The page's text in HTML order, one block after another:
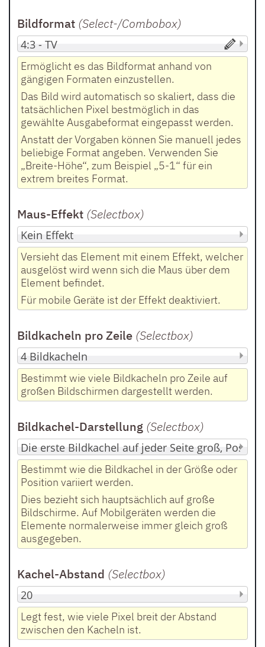
Bildformat (Select-/Combobox)
Ermöglicht es das Bildformat anhand von
gängigen Formaten einzustellen.
Das Bild wird automatisch so skaliert, dass die
tatsächlichen Pixel bestmöglich in das
gewählte Ausgabeformat eingepasst werden.
Anstatt der Vorgaben können Sie manuell jedes
beliebige Format angeben. Verwenden Sie
„Breite-Höhe“, zum Beispiel „5-1“ für ein
extrem breites Format.
Maus-Effekt (Selectbox)
Versieht das Element mit einem Effekt, welcher
ausgelöst wird wenn sich die Maus über dem
Element befindet.
Für mobile Geräte ist der Effekt deaktiviert.
Bildkacheln pro Zeile (Selectbox)
Bestimmt wie viele Bildkacheln pro Zeile auf
großen Bildschirmen dargestellt werden.
Bildkachel-Darstellung (Selectbox)
Bestimmt wie die Bildkachel in der Größe oder
Position variiert werden.
Dies bezieht sich hauptsächlich auf große
Bildschirme. Auf Mobilgeräten werden die
Elemente normalerweise immer gleich groß
ausgegeben.
Kachel-Abstand (Selectbox)
Legt fest, wie viele Pixel breit der Abstand
zwischen den Kacheln ist.